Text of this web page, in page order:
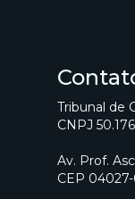
Tribunal de
CNPJ
Av. Prof.
CEP